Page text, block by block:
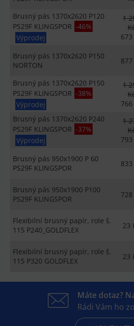
Brusný pás 1370x2620 P120
PS29F KLINGSPOR -46%
Výprodej
1
673
Brusný pás 1370x2620 P150
NORTON
877
Brusný pás 1370x2620 P150
PS29F KLINGSPOR -38%
Výprodej
1
766
Brusný pás 1370x2620 P240
PS29F KLINGSPOR -37%
Výprodej
1
793
Brusný pás 950x1900 P 60
PS29F KLINGSPOR
833
Brusný pás 950x1900 P100
PS29F KLINGSPOR
728
Flexibilní brusný papír, role š.
115 P240_GOLDFLEX
23
Flexibilní brusný papír, role š.
115 P320 GOLDFLEX
23
Máte dotaz?
Rádi Vám ho